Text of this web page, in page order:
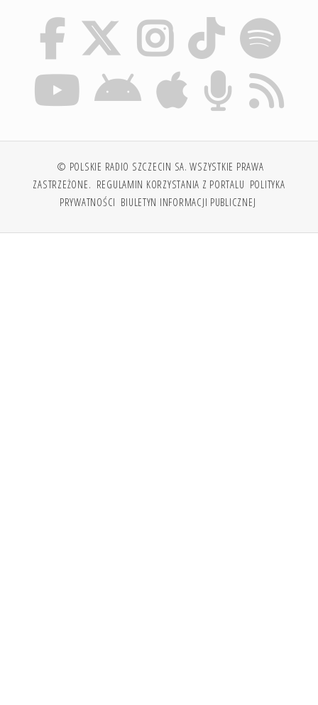
© POLSKIE RADIO SZCZECIN SA. WSZYSTKIE PRAWA
ZASTRZEŻONE. REGULAMIN KORZYSTANIA Z PORTALU POLITYKA
PRYWATNOŚCI BIULETYN INFORMACJI PUBLICZNEJ